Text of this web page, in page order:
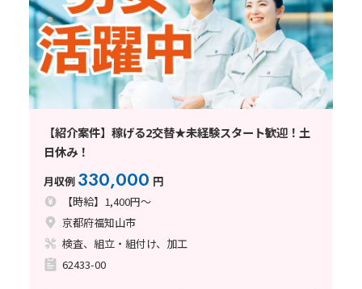
【紹介案件】稼げる2交替★未経験スタート歓迎！土
日休み！
月収例 330,000 円
【時給】1,400円～
京都府福知山市
検査、組立・組付け、加工
62433-00